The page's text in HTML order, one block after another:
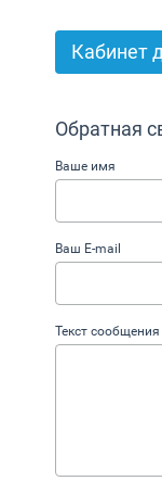
Кабинет
Обратная
Ваше имя
Ваш E-mail
Текст сообщения